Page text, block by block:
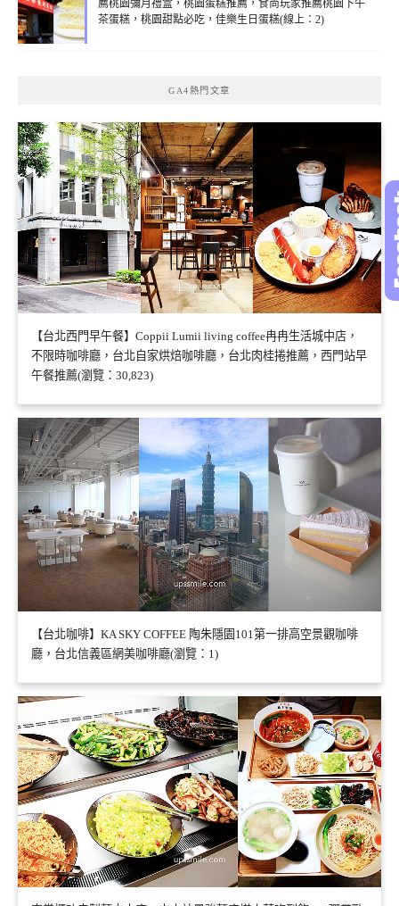
薦桃園彌月禮盒，桃園蛋糕推薦，食尚玩家推薦桃園下午
茶蛋糕，桃園甜點必吃，佳樂生日蛋糕(線上：2)
GA4熱門文章
【台北西門早午餐】Coppii Lumii living coffee冉冉生活城中店，
不限時咖啡廳，台北自家烘焙咖啡廳，台北肉桂捲推薦，西門站早
午餐推薦(瀏覽：30,823)
【台北咖啡】KA SKY COFFEE 陶朱隱園101第一排高空景觀咖啡
廳，台北信義區網美咖啡廳(瀏覽：1)